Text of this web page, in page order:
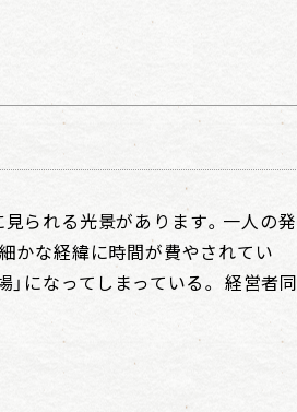
られる光景があります。一人の発
かな経緯に時間が費やされてい
」になってしまっている。 経営者同